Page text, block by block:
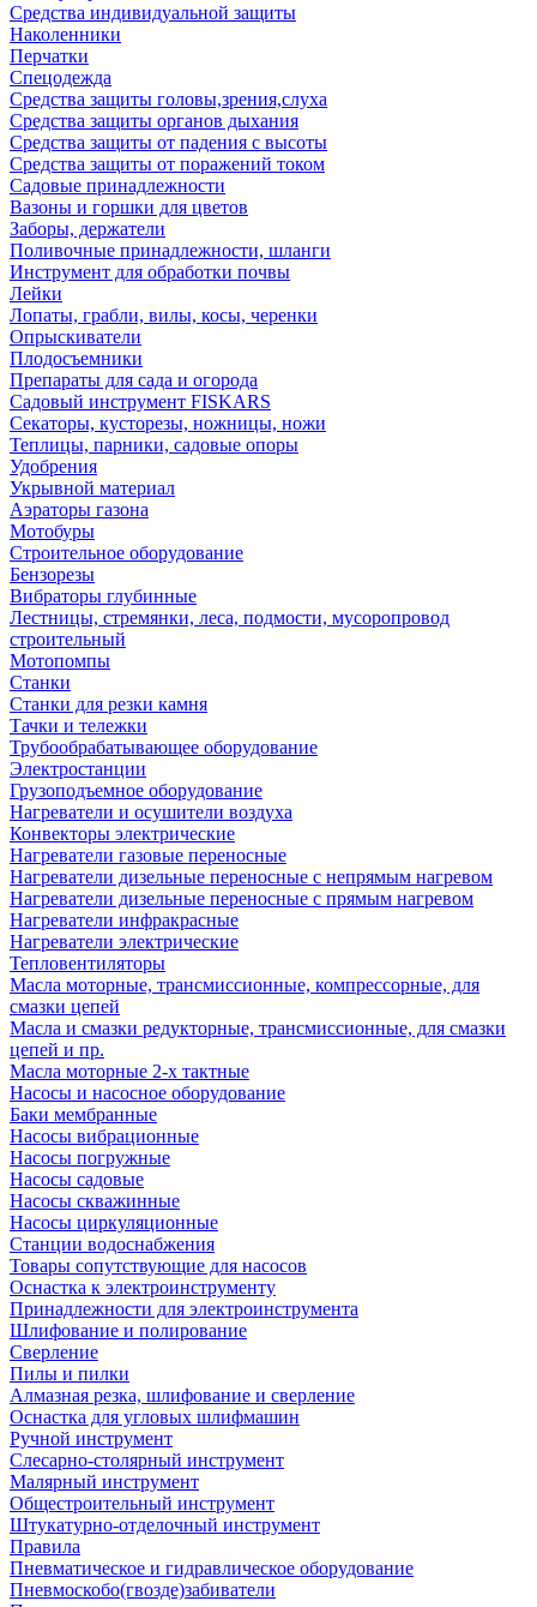
Средства индивидуальной защиты
Наколенники
Перчатки
Спецодежда
Средства защиты головы,зрения,слуха
Средства защиты органов дыхания
Средства защиты от падения с высоты
Средства защиты от поражений током
Садовые принадлежности
Вазоны и горшки для цветов
Заборы, держатели
Поливочные принадлежности, шланги
Инструмент для обработки почвы
Лейки
Лопаты, грабли, вилы, косы, черенки
Опрыскиватели
Плодосъемники
Препараты для сада и огорода
Садовый инструмент FISKARS
Секаторы, кусторезы, ножницы, ножи
Теплицы, парники, садовые опоры
Удобрения
Укрывной материал
Аэраторы газона
Мотобуры
Строительное оборудование
Бензорезы
Вибраторы глубинные
Лестницы, стремянки, леса, подмости, мусоропровод
строительный
Мотопомпы
Станки
Станки для резки камня
Тачки и тележки
Трубообрабатывающее оборудование
Электростанции
Грузоподъемное оборудование
Нагреватели и осушители воздуха
Конвекторы электрические
Нагреватели газовые переносные
Нагреватели дизельные переносные с непрямым нагревом
Нагреватели дизельные переносные с прямым нагревом
Нагреватели инфракрасные
Нагреватели электрические
Тепловентиляторы
Масла моторные, трансмиссионные, компрессорные, для
смазки цепей
Масла и смазки редукторные, трансмиссионные, для смазки
цепей и пр.
Масла моторные 2-х тактные
Насосы и насосное оборудование
Баки мембранные
Насосы вибрационные
Насосы погружные
Насосы садовые
Насосы скважинные
Насосы циркуляционные
Станции водоснабжения
Товары сопутствующие для насосов
Оснастка к электроинструменту
Принадлежности для электроинструмента
Шлифование и полирование
Сверление
Пилы и пилки
Алмазная резка, шлифование и сверление
Оснастка для угловых шлифмашин
Ручной инструмент
Слесарно-столярный инструмент
Малярный инструмент
Общестроительный инструмент
Штукатурно-отделочный инструмент
Правила
Пневматическое и гидравлическое оборудование
Пневмоскобо(гвозде)забиватели